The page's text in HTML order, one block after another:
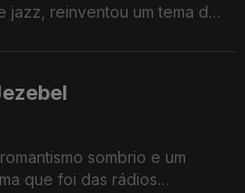
jazz, reinventou um tema do
sombrio e um
que foi das rádios